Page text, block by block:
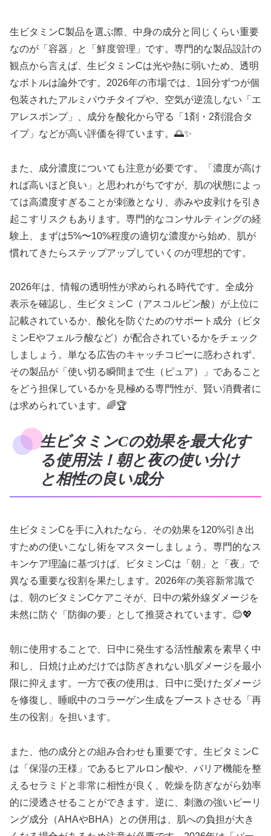
生ビタミンC製品を選ぶ際、中身の成分と同じくらい重要
なのが「容器」と「鮮度管理」です。専門的な製品設計の
観点から言えば、生ビタミンCは光や熱に弱いため、透明
なボトルは論外です。2026年の市場では、1回分ずつが個
包装されたアルミパウチタイプや、空気が逆流しない「エ
アレスポンプ」、成分を酸化から守る「1剤・2剤混合タ
イプ」などが高い評価を得ています。🌅✨
また、成分濃度についても注意が必要です。「濃度が高け
れば高いほど良い」と思われがちですが、肌の状態によっ
ては高濃度すぎることが刺激となり、赤みや皮剥けを引き
起こすリスクもあります。専門的なコンサルティングの経
験上、まずは5%〜10%程度の適切な濃度から始め、肌が
慣れてきたらステップアップしていくのが理想的です。
2026年は、情報の透明性が求められる時代です。全成分
表示を確認し、生ビタミンC（アスコルビン酸）が上位に
記載されているか、酸化を防ぐためのサポート成分（ビタ
ミンEやフェルラ酸など）が配合されているかをチェック
しましょう。単なる広告のキャッチコピーに惑わされず、
その製品が「使い切る瞬間まで生（ピュア）」であること
をどう担保しているかを見極める専門性が、賢い消費者に
は求められています。🌈🏆
生ビタミンCの効果を最大化す
る使用法！朝と夜の使い分け
と相性の良い成分
生ビタミンCを手に入れたなら、その効果を120%引き出
すための使いこなし術をマスターしましょう。専門的なス
キンケア理論に基づけば、ビタミンCは「朝」と「夜」で
異なる重要な役割を果たします。2026年の美容新常識で
は、朝のビタミンCケアこそが、日中の紫外線ダメージを
未然に防ぐ「防御の要」として推奨されています。😊💖
朝に使用することで、日中に発生する活性酸素を素早く中
和し、日焼け止めだけでは防ぎきれない肌ダメージを最小
限に抑えます。一方で夜の使用は、日中に受けたダメージ
を修復し、睡眠中のコラーゲン生成をブーストさせる「再
生の役割」を担います。
また、他の成分との組み合わせも重要です。生ビタミンC
は「保湿の王様」であるヒアルロン酸や、バリア機能を整
えるセラミドと非常に相性が良く、乾燥を防ぎながら効率
的に浸透させることができます。逆に、刺激の強いピーリ
ング成分（AHAやBHA）との併用は、肌への負担が大き